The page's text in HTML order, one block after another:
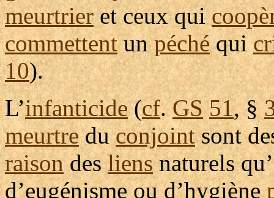
meurtrieret ceux qui
commettentunpéchéqui
10).
L’infanticide(cf.GS 51, §
meurtreduconjointsont
raisondesliens naturels
d’eugénismeou d’hygiène